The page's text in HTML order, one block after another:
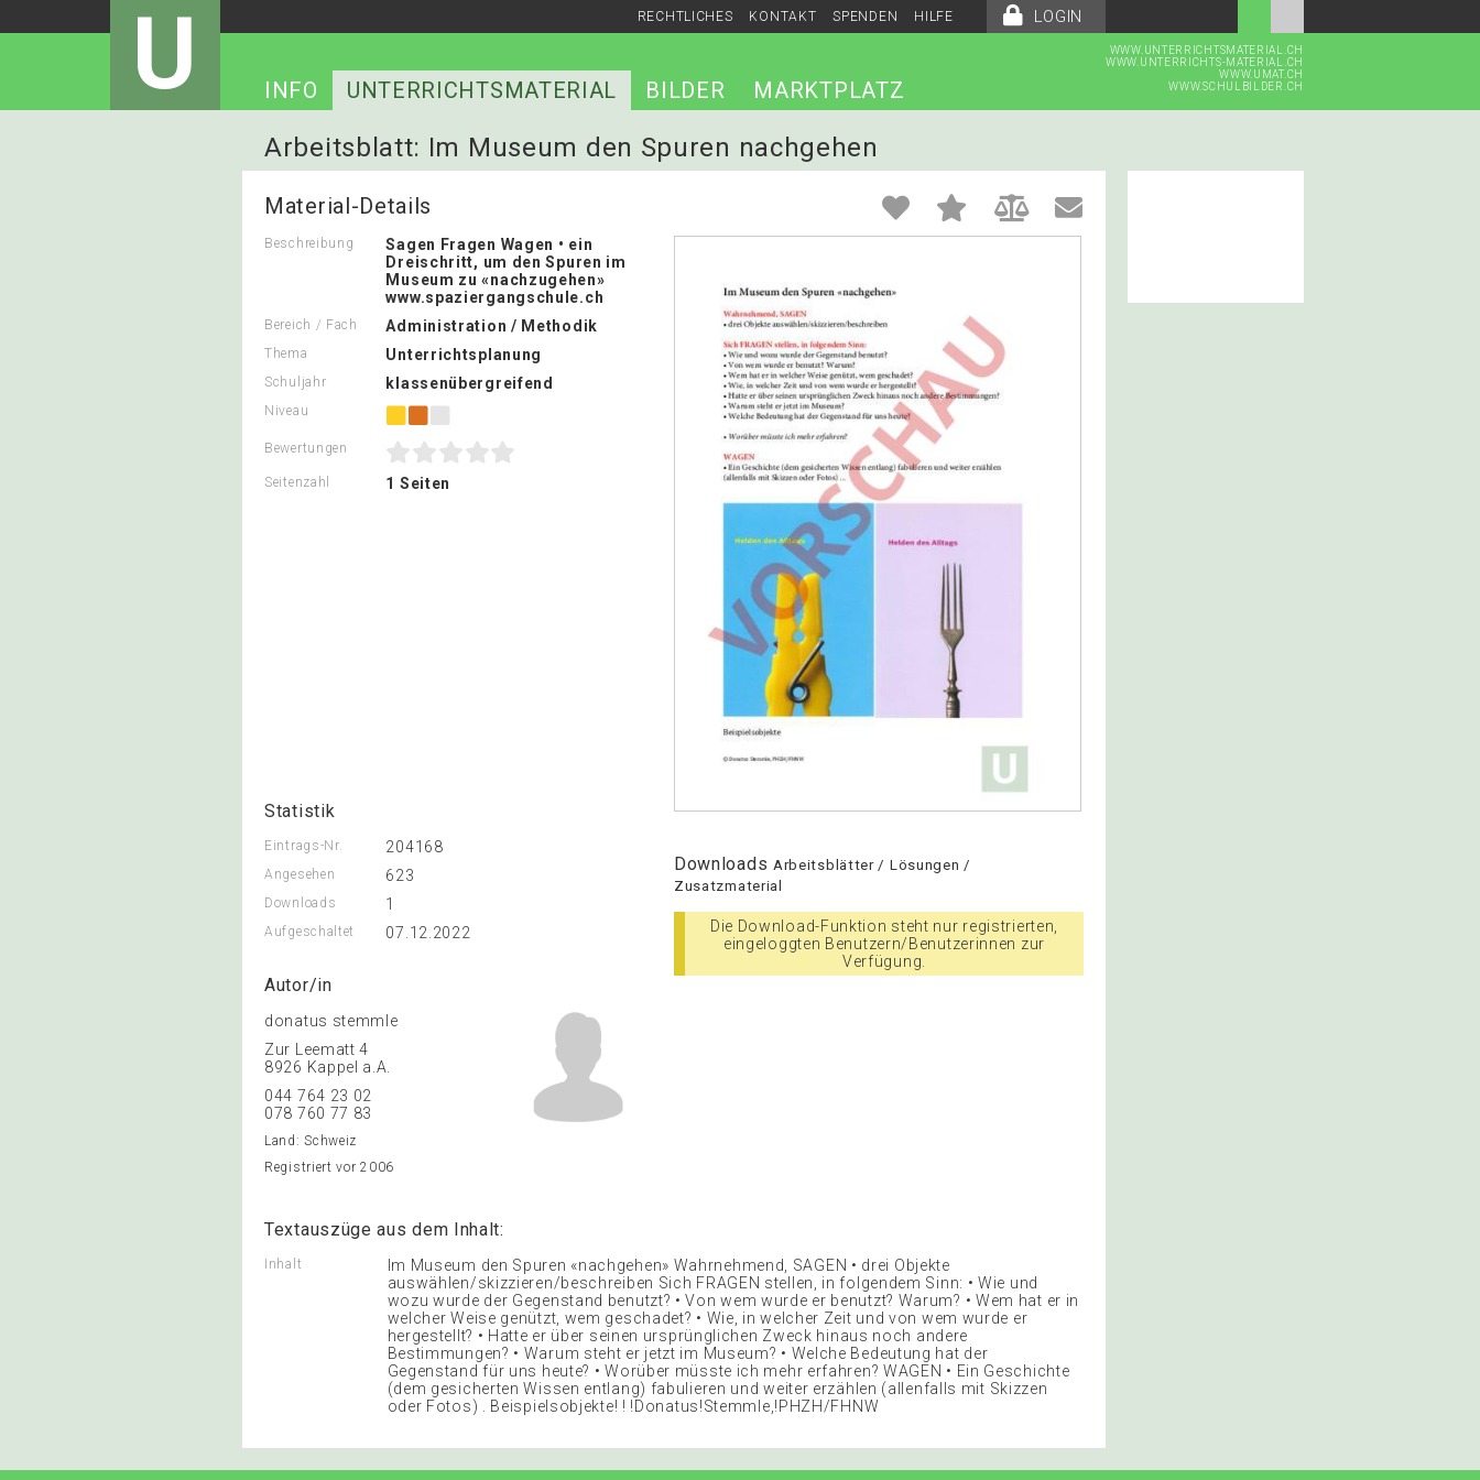
LOGIN
RECHTLICHES KONTAKT SPENDEN HILFE
U
WWW.UNTERRICHTSMATERIAL.CH
WWW.UNTERRICHTS-MATERIAL.CH
WWW.UMAT.CH
WWW.SCHULBILDER.CH
INFO UNTERRICHTSMATERIAL BILDER MARKTPLATZ
Arbeitsblatt: Im Museum den Spuren nachgehen
Material-Details
Beschreibung
Sagen Fragen Wagen • ein
Dreischritt, um den Spuren im
Museum zu «nachzugehen»
www.spaziergangschule.ch
Bereich / Fach Administration / Methodik
Thema Unterrichtsplanung
Schuljahr klassenübergreifend
Niveau
Bewertungen
Seitenzahl 1 Seiten
Statistik
Eintrags-Nr. 204168
Angesehen 623
Downloads 1
Aufgeschaltet 07.12.2022
Autor/in
donatus stemmle
Zur Leematt 4
8926 Kappel a.A.
044 764 23 02
078 760 77 83
Land: Schweiz
Registriert vor 2006
Downloads Arbeitsblätter / Lösungen /
Zusatzmaterial
Die Download-Funktion steht nur registrierten,
eingeloggten Benutzern/Benutzerinnen zur
Verfügung.
Textauszüge aus dem Inhalt:
Inhalt
Im Museum den Spuren «nachgehen» Wahrnehmend, SAGEN • drei Objekte
auswählen/skizzieren/beschreiben Sich FRAGEN stellen, in folgendem Sinn: • Wie und
wozu wurde der Gegenstand benutzt? • Von wem wurde er benutzt? Warum? • Wem hat er in
welcher Weise genützt, wem geschadet? • Wie, in welcher Zeit und von wem wurde er
hergestellt? • Hatte er über seinen ursprünglichen Zweck hinaus noch andere
Bestimmungen? • Warum steht er jetzt im Museum? • Welche Bedeutung hat der
Gegenstand für uns heute? • Worüber müsste ich mehr erfahren? WAGEN • Ein Geschichte
(dem gesicherten Wissen entlang) fabulieren und weiter erzählen (allenfalls mit Skizzen
oder Fotos) . Beispielsobjekte! ! !Donatus!Stemmle,!PHZH/FHNW